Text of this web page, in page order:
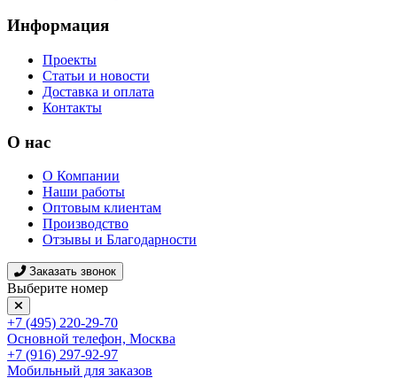
Информация
Проекты
Статьи и новости
Доставка и оплата
Контакты
О нас
О Компании
Наши работы
Оптовым клиентам
Производство
Отзывы и Благодарности
Заказать звонок
Выберите номер
+7 (495) 220-29-70
Основной телефон, Москва
+7 (916) 297-92-97
Мобильный для заказов